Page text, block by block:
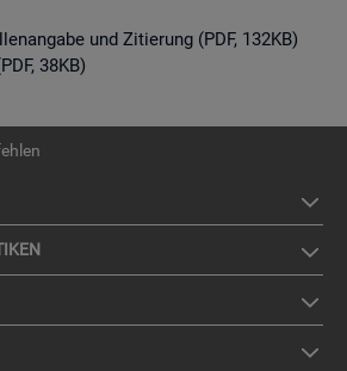
und Zitierung (PDF, 132KB)
38KB)